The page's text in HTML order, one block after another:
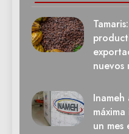
nuevos
un mes